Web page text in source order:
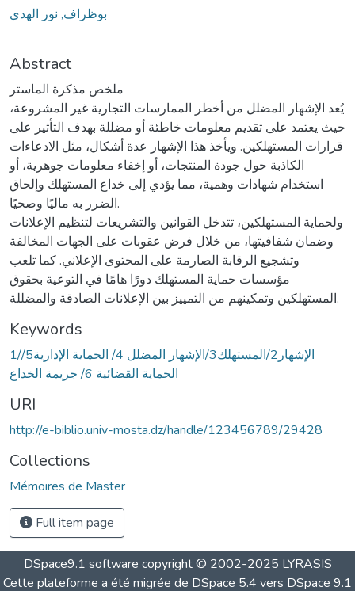
بوظراف, نور الهدى
Abstract
ملخص مذكرة الماستر
يُعد الإشهار المضلل من أخطر الممارسات التجارية غير المشروعة،
حيث يعتمد على تقديم معلومات خاطئة أو مضللة بهدف التأثير على
قرارات المستهلكين. ويأخذ هذا الإشهار عدة أشكال، مثل الادعاءات
الكاذبة حول جودة المنتجات، أو إخفاء معلومات جوهرية، أو
استخدام شهادات وهمية، مما يؤدي إلى خداع المستهلك وإلحاق
الضرر به ماليًا وصحيًا.
ولحماية المستهلكين، تتدخل القوانين والتشريعات لتنظيم الإعلانات
وضمان شفافيتها، من خلال فرض عقوبات على الجهات المخالفة
وتشجيع الرقابة الصارمة على المحتوى الإعلاني. كما تلعب
مؤسسات حماية المستهلك دورًا هامًا في التوعية بحقوق
المستهلكين وتمكينهم من التمييز بين الإعلانات الصادقة والمضللة.
Keywords
1/الإشهار2/المستهلك3/الإشهار المضلل 4/ الحماية الإدارية5/
الحماية القضائية 6/ جريمة الخداع
URI
http://e-biblio.univ-mosta.dz/handle/123456789/29428
Collections
Mémoires de Master
Full item page
DSpace9.1 software copyright © 2002-2025 LYRASIS
Cette plateforme a été migrée de DSpace 5.4 vers DSpace 9.1